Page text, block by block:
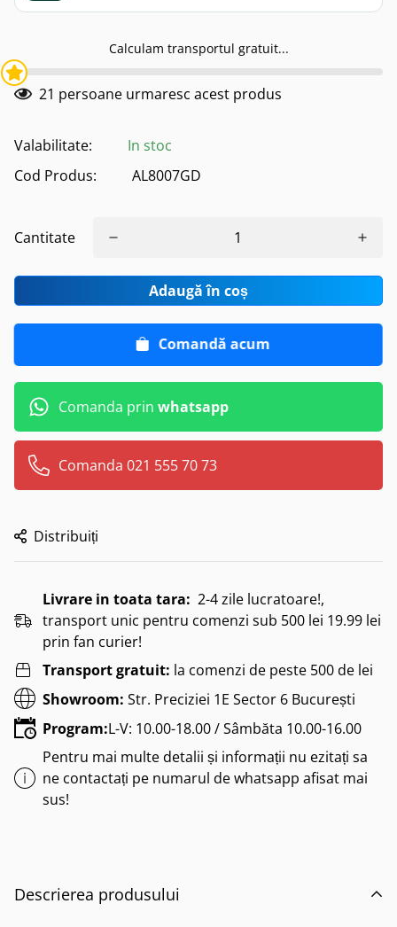
Calculam transportul gratuit...
21 persoane urmaresc acest produs
Valabilitate:
In stoc
Cod Produs:
AL8007GD
Cantitate
Adaugă în coș
Comandă acum
Comanda prin whatsapp
Comanda 021 555 70 73
Distribuiți
Livrare in toata tara: 2-4 zile lucratoare!,
transport unic pentru comenzi sub 500 lei 19.99 lei
prin fan curier!
Transport gratuit: la comenzi de peste 500 de lei
Showroom: Str. Preciziei 1E Sector 6 București
Program:L-V: 10.00-18.00 / Sâmbăta 10.00-16.00
Pentru mai multe detalii și informații nu ezitați sa
ne contactați pe numarul de whatsapp afisat mai
sus!
Descrierea produsului